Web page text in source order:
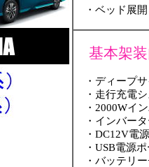
・ベッド展開
基本架装
・ディープサ
・走行充電シ
・2000Wイ
・インバータ
・DC12V電
・USB電源ポ
・バッテリー